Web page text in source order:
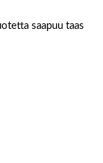
saapuu taas